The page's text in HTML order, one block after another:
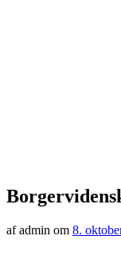
af admin om 8.